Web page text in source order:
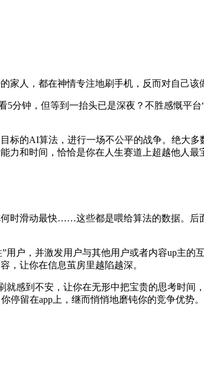
家人，都在神情专注地刷手机，反而对自己该
分钟，但等到一抬头已是深夜？不胜感慨平
标的AI算法，进行一场不公平的战争。绝大
和时间，恰恰是你在人生赛道上超越他人最
时滑动最快……这些都是喂给算法的数据。后
户，并激发用户与其他用户或者内容up主
，让你在信息茧房里越陷越深。
感到不安，让你在无形中把宝贵的思考时间
留在app上，继而悄悄地磨钝你的竞争优势。